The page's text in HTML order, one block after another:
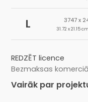
L 3747 x
31.72 x 21.15
REDZĒT licence
Bezmaksas
Vairāk par